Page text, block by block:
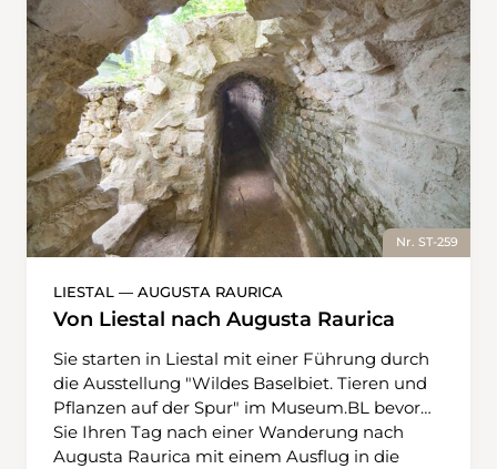
Nr. ST-259
LIESTAL — AUGUSTA RAURICA
Von Liestal nach Augusta Raurica
Sie starten in Liestal mit einer Führung durch
die Ausstellung "Wildes Baselbiet. Tieren und
Pflanzen auf der Spur" im Museum.BL bevor
Sie Ihren Tag nach einer Wanderung nach
Augusta Raurica mit einem Ausflug in die